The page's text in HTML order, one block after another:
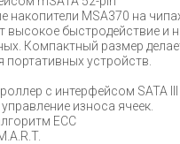
накопители MSA370 на
высокое быстродействие и
Компактный размер
портативных устройств.
с интерфейсом SATA
износа ячеек.
ECC